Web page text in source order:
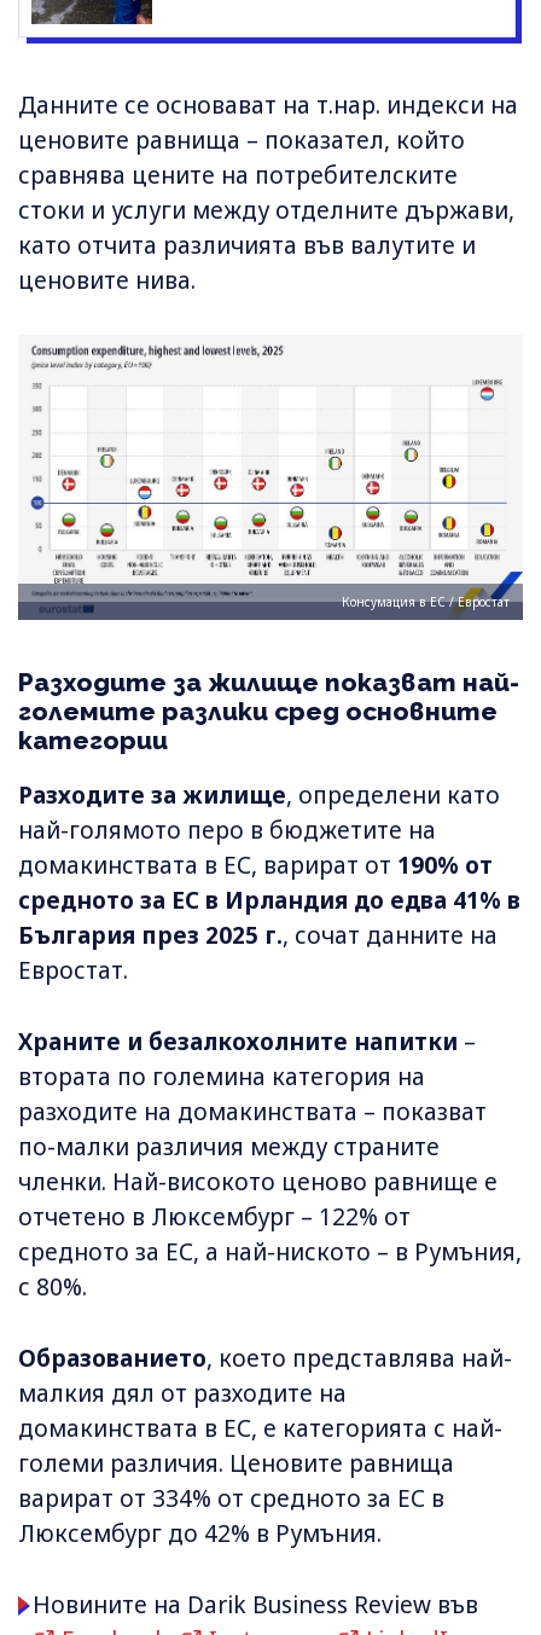
Данните се основават на т.нар. индекси на
ценовите равнища – показател, който
сравнява цените на потребителските
стоки и услуги между отделните държави,
като отчита различията във валутите и
ценовите нива.
Консумация в ЕС / Евростат
Разходите за жилище показват най-
големите разлики сред основните
категории
Разходите за жилище, определени като
най-голямото перо в бюджетите на
домакинствата в ЕС, варират от 190% от
средното за ЕС в Ирландия до едва 41% в
България през 2025 г., сочат данните на
Евростат.
Храните и безалкохолните напитки –
втората по големина категория на
разходите на домакинствата – показват
по-малки различия между страните
членки. Най-високото ценово равнище е
отчетено в Люксембург – 122% от
средното за ЕС, а най-ниското – в Румъния,
с 80%.
Образованието, което представлява най-
малкия дял от разходите на
домакинствата в ЕС, е категорията с най-
големи различия. Ценовите равнища
варират от 334% от средното за ЕС в
Люксембург до 42% в Румъния.
Новините на Darik Business Review във